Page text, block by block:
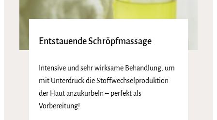
Entstauende Schröpfmassage
Intensive und sehr wirksame Behandlung, um
mit Unterdruck die Stoffwechselproduktion
der Haut anzukurbeln – perfekt als
Vorbereitung!